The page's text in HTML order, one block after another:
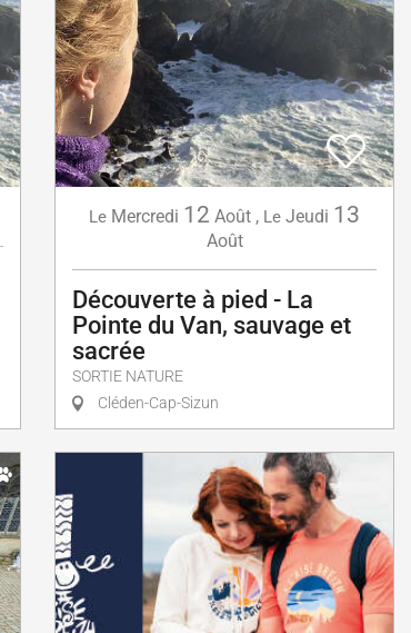
Le Mercredi 12 Août , Le Jeudi 13
Août
Découverte à pied - La
Pointe du Van, sauvage et
sacrée
SORTIE NATURE
Cléden-Cap-Sizun